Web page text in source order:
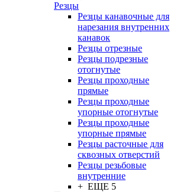
Резцы
Резцы канавочные для
нарезания внутренних
канавок
Резцы отрезные
Резцы подрезные
отогнутые
Резцы проходные
прямые
Резцы проходные
упорные отогнутые
Резцы проходные
упорные прямые
Резцы расточные для
сквозных отверстий
Резцы резьбовые
внутренние
+ ЕЩЕ 5